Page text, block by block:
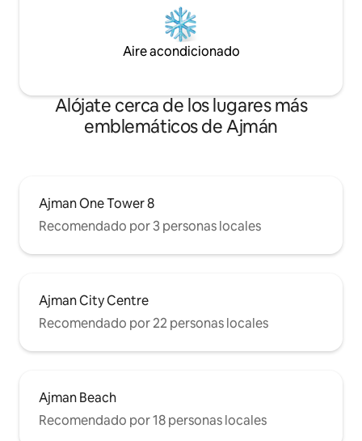
Aire acondicionado
Alójate cerca de los lugares más
emblemáticos de Ajmán
Ajman One Tower 8
Recomendado por 3 personas locales
Ajman City Centre
Recomendado por 22 personas locales
Ajman Beach
Recomendado por 18 personas locales